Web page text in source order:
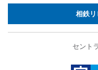
相鉄
セント